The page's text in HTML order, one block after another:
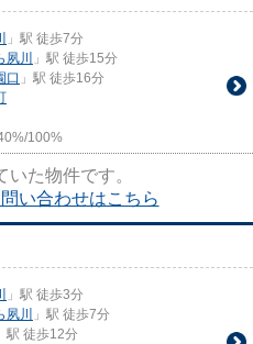
」駅 徒歩7分
夙川
」駅 徒歩15分
口 」駅 徒歩16分
100%
た物件です。
い合わせはこちら
」駅 徒歩3分
夙川
」駅 徒歩7分
駅 徒歩12分